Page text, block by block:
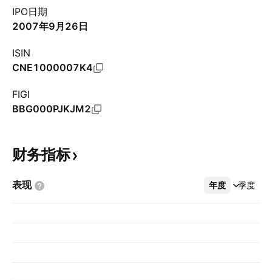
IPO日期
2007年9月26日
ISIN
CNE1000007K4
FIGI
BBG000PJKJM2
财务指标
表现 年度 季度
更多